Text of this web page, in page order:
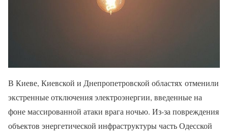
В Киеве, Киевской и Днепропетровской областях отменили
экстренные отключения электроэнергии, введенные на
фоне массированной атаки врага ночью. Из-за повреждения
объектов энергетической инфраструктуры часть Одесской